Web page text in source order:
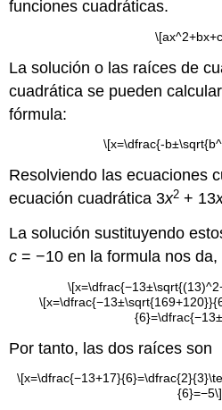
funciones cuadráticas.
La solución o las raíces de
cuadrática se pueden
fórmula:
\[x=\dfrac{-
Resolviendo las ecuaciones
ecuación cuadrática 3x2 + 13
La solución sustituyendo
c = −10 en la formula nos da,
Por tanto, las dos raíces son
{6}=−5\]